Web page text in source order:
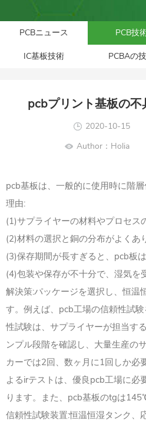
PCBニュース PCB技
IC基板技術 PCBAの
pcbプリント基板の
2020-10-15
Author：Holia
pcb基板は、一般的に使用時に階層
理由:
(1)サプライヤーの材料やプロセス
(2)材料の選択と銅の分布がよくあ
(3)保存期間が長すぎると、pcb板
(4)包装や保存が不十分で、湿気を
解決策:パッケージを選択し、恒温
す。例えば、pcb工場の信頼性試
性試験は、サプライヤーが担当す
ンプル段階を確認し、大量生産の
カーでは2回、数ヶ月に1回しか必
よるirテストは、優良pcb工場に必
ります。また、pcb基板のtgは
信頼性試験装置:恒温恒湿タンク、